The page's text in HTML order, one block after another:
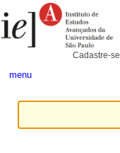
para
conteúdo.
Pessoais
Cadastre-se
menu